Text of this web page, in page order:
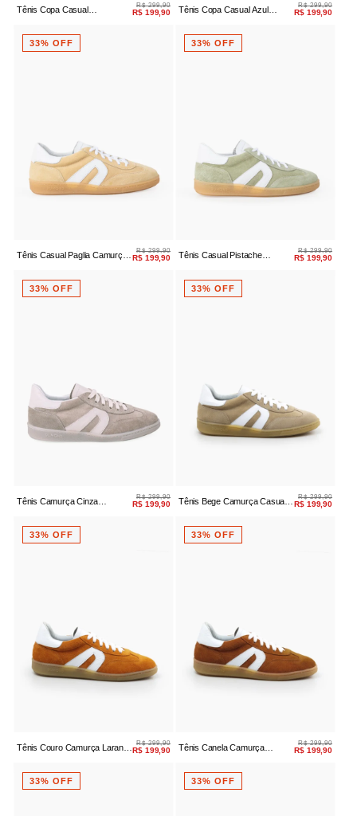
Tênis Copa Casual
R$ 299,90
R$ 199,90
Tênis Copa Casual Azul
R$ 299,90
R$ 199,90
33% OFF
Tênis Casual Paglia Camurça
R$ 299,90
R$ 199,90
33% OFF
Tênis Casual Pistache
R$ 299,90
R$ 199,90
33% OFF
Tênis Camurça Cinza
R$ 299,90
R$ 199,90
33% OFF
Tênis Bege Camurça Casual
R$ 299,90
R$ 199,90
33% OFF
Tênis Couro Camurça Laranja
R$ 299,90
R$ 199,90
33% OFF
Tênis Canela Camurça
R$ 299,90
R$ 199,90
33% OFF 33% OFF